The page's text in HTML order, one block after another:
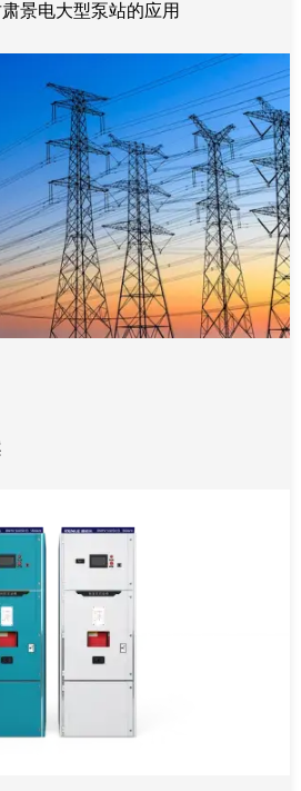
景电大型泵站的应用